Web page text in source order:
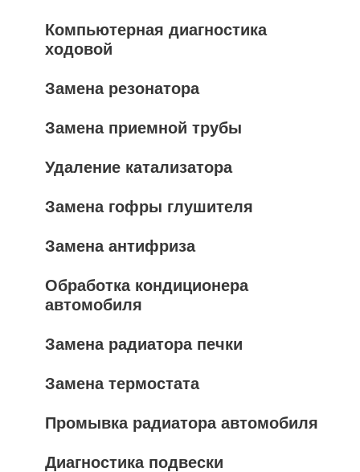
Компьютерная диагностика
ходовой
Замена резонатора
Замена приемной трубы
Удаление катализатора
Замена гофры глушителя
Замена антифриза
Обработка кондиционера
автомобиля
Замена радиатора печки
Замена термостата
Промывка радиатора автомобиля
Диагностика подвески